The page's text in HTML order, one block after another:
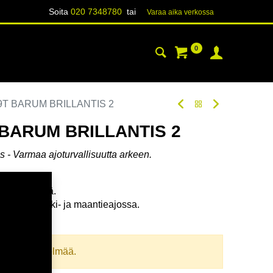
Soita 020 7348780tai Varaa aika verk​​​​ossa
0
BARUM BRILLANTIS 2
BRILLANTIS 2
- Varmaa ajoturvallisuutta arkeen.
käyttöikä.
kaupunki- ja maantieajossa.
yhdistelmää.